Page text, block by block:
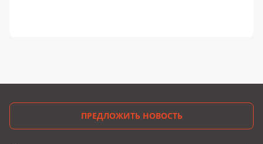
ПРЕДЛОЖИТЬ НОВОСТЬ